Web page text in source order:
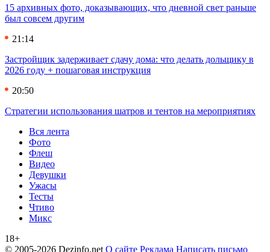
15 архивных фото, доказывающих, что дневной свет раньше
был совсем другим
21:14
Застройщик задерживает сдачу дома: что делать дольщику в
2026 году + пошаговая инструкция
20:50
Стратегии использования шатров и тентов на мероприятиях
Вся лента
Фото
Флеш
Видео
Девушки
Ужасы
Тесты
Чтиво
Микс
18+
© 2005-2026 Dezinfo.net О сайте Реклама Написать письмо